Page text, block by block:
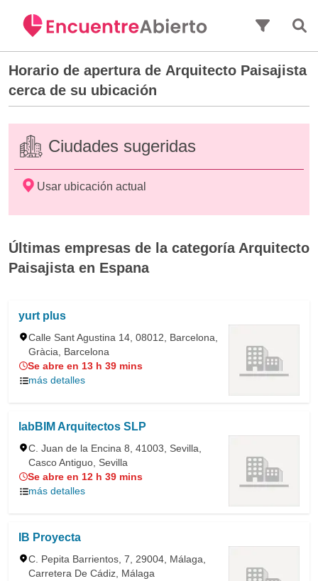
Horario de apertura de Arquitecto Paisajista
cerca de su ubicación
Ciudades sugeridas
Usar ubicación actual
Últimas empresas de la categoría Arquitecto
Paisajista en Espana
yurt plus
Calle Sant Agustina 14, 08012, Barcelona,
Gràcia, Barcelona
Se abre en 13 h 39 mins
más detalles
labBIM Arquitectos SLP
C. Juan de la Encina 8, 41003, Sevilla,
Casco Antiguo, Sevilla
Se abre en 12 h 39 mins
más detalles
IB Proyecta
C. Pepita Barrientos, 7, 29004, Málaga,
Carretera De Cádiz, Málaga